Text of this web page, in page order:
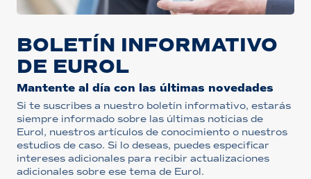
BOLETÍN INFORMATIVO
DE EUROL
Mantente al día con las últimas novedades
Si te suscribes a nuestro boletín informativo, estarás
siempre informado sobre las últimas noticias de
Eurol, nuestros artículos de conocimiento o nuestros
estudios de caso. Si lo deseas, puedes especificar
intereses adicionales para recibir actualizaciones
adicionales sobre ese tema de Eurol.